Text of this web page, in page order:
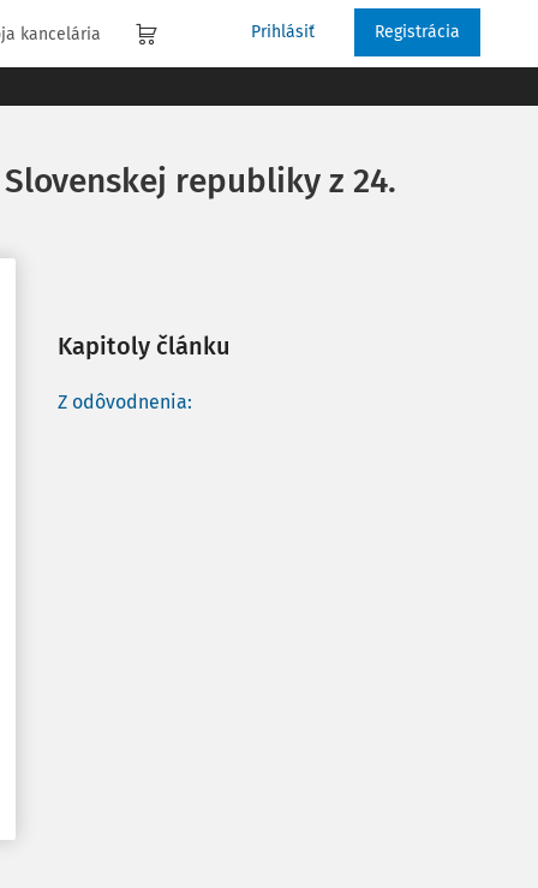
kancelária Prihlásiť Registrácia
Slovenskej republiky z 24.
Kapitoly článku
Z odôvodnenia: